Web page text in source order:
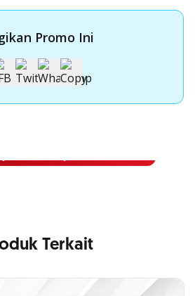
Promo Ini
OCBC NISP
Terkait